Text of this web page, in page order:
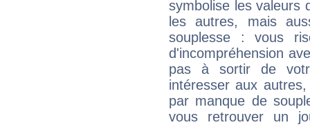
symbolise les valeurs
les autres, mais
souplesse : vous
d'incompréhension
pas à sortir de
intéresser aux
par manque de
vous retrouver un